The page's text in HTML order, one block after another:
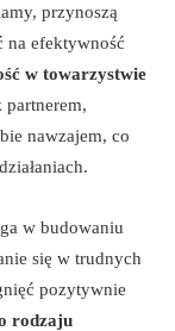
przynoszą
na efektywność
w towarzystwie
partnerem,
nawzajem, co
w budowaniu
się w trudnych
pozytywnie
rodzaju